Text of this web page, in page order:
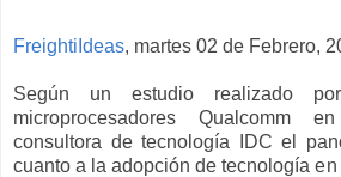
FreightiIdeas, martes 02 de Febrero,
Según un estudio realizado
microprocesadores Qualcomm
consultora de tecnología IDC el
cuanto a la adopción de tecnología en